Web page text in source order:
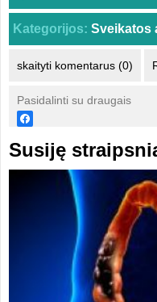
Kategorijos: Sveikatos
skaityti komentarus (0)
Pasidalinti su draugais
Susiję